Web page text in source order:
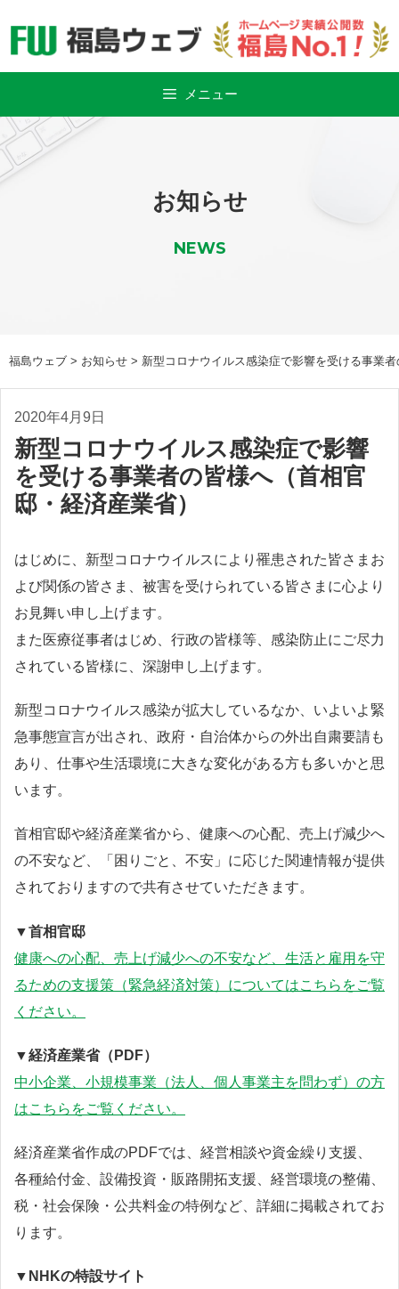
メニュー
お知らせ
NEWS
福島ウェブ > お知らせ > 新型コロナウイルス感染症で影響を受ける事業
2020年4月9日
新型コロナウイルス感染症で影響
を受ける事業者の皆様へ（首相官
邸・経済産業省）
はじめに、新型コロナウイルスにより罹患された皆さまお
よび関係の皆さま、被害を受けられている皆さまに心より
お見舞い申し上げます。
また医療従事者はじめ、行政の皆様等、感染防止にご尽力
されている皆様に、深謝申し上げます。
新型コロナウイルス感染が拡大しているなか、いよいよ緊
急事態宣言が出され、政府・自治体からの外出自粛要請も
あり、仕事や生活環境に大きな変化がある方も多いかと思
います。
首相官邸や経済産業省から、健康への心配、売上げ減少へ
の不安など、「困りごと、不安」に応じた関連情報が提供
されておりますので共有させていただきます。
▼首相官邸
健康への心配、売上げ減少への不安など、生活と雇用を守
るための支援策（緊急経済対策）についてはこちらをご覧
ください。
▼経済産業省（PDF）
中小企業、小規模事業（法人、個人事業主を問わず）の方
はこちらをご覧ください。
経済産業省作成のPDFでは、経営相談や資金繰り支援、
各種給付金、設備投資・販路開拓支援、経営環境の整備、
税・社会保険・公共料金の特例など、詳細に掲載されてお
ります。
▼NHKの特設サイト